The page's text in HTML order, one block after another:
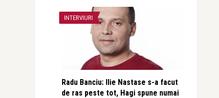
INTERVIURI
Radu Banciu: Ilie Nastase s-a facut
de ras peste tot, Hagi spune numai